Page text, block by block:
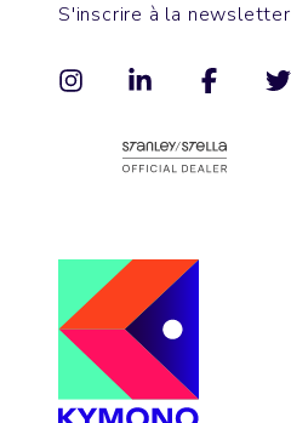
S'inscrire à la newsletter